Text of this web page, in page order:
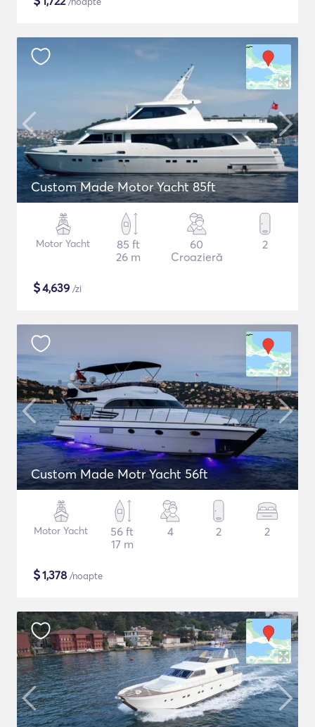
Custom Made Motor Yacht 85ft
Motor Yacht
85 ft
26 m
60
Croazieră
2
$4,639 /zi
Custom Made Motr Yacht 56ft
Motor Yacht
56 ft
17 m
4 2 2
$1,378 /noapte